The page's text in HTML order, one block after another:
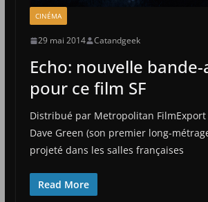
CINÉMA
29 mai 2014 Catandgeek
Echo: nouvelle
pour ce film SF
Distribué par Metropolitan
Dave Green (son premier long-
projeté dans les salles françaises
Read More